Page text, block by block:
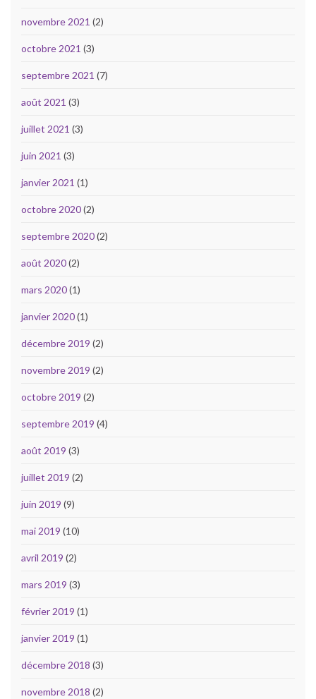
novembre 2021 (2)
octobre 2021 (3)
septembre 2021 (7)
août 2021 (3)
juillet 2021 (3)
juin 2021 (3)
janvier 2021 (1)
octobre 2020(2)
septembre 2020(2)
août 2020(2)
mars 2020(1)
janvier 2020(1)
décembre 2019 (2)
novembre 2019 (2)
octobre 2019 (2)
septembre 2019 (4)
août 2019 (3)
juillet 2019 (2)
juin 2019 (9)
mai 2019 (10)
avril 2019 (2)
mars 2019 (3)
février 2019 (1)
janvier 2019 (1)
décembre 2018 (3)
novembre 2018 (2)